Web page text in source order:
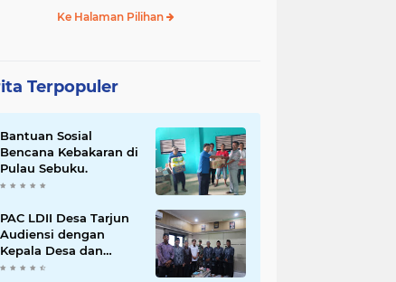
Ke Halaman Pilihan
Terpopuler
Bantuan Sosial
Bencana Kebakaran di
Pulau Sebuku.
PAC LDII Desa Tarjun
Audiensi dengan
Kepala Desa dan
Babinsa